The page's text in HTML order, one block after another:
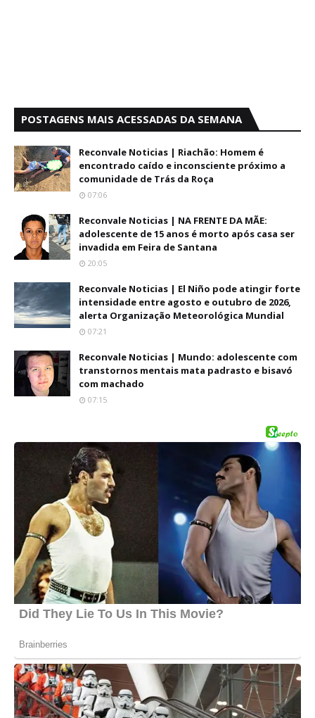
POSTAGENS MAIS ACESSADAS DA SEMANA
Reconvale Noticias | Riachão: Homem é
encontrado caído e inconsciente próximo a
comunidade de Trás da Roça
07:06
Reconvale Noticias | NA FRENTE DA MÃE:
adolescente de 15 anos é morto após casa ser
invadida em Feira de Santana
20:05
Reconvale Noticias | El Niño pode atingir forte
intensidade entre agosto e outubro de 2026,
alerta Organização Meteorológica Mundial
07:21
Reconvale Noticias | Mundo: adolescente com
transtornos mentais mata padrasto e bisavó
com machado
07:15